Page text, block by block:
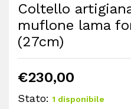
Coltello
muflone lama
(27cm)
€230,00
Stato: 1 disponibile